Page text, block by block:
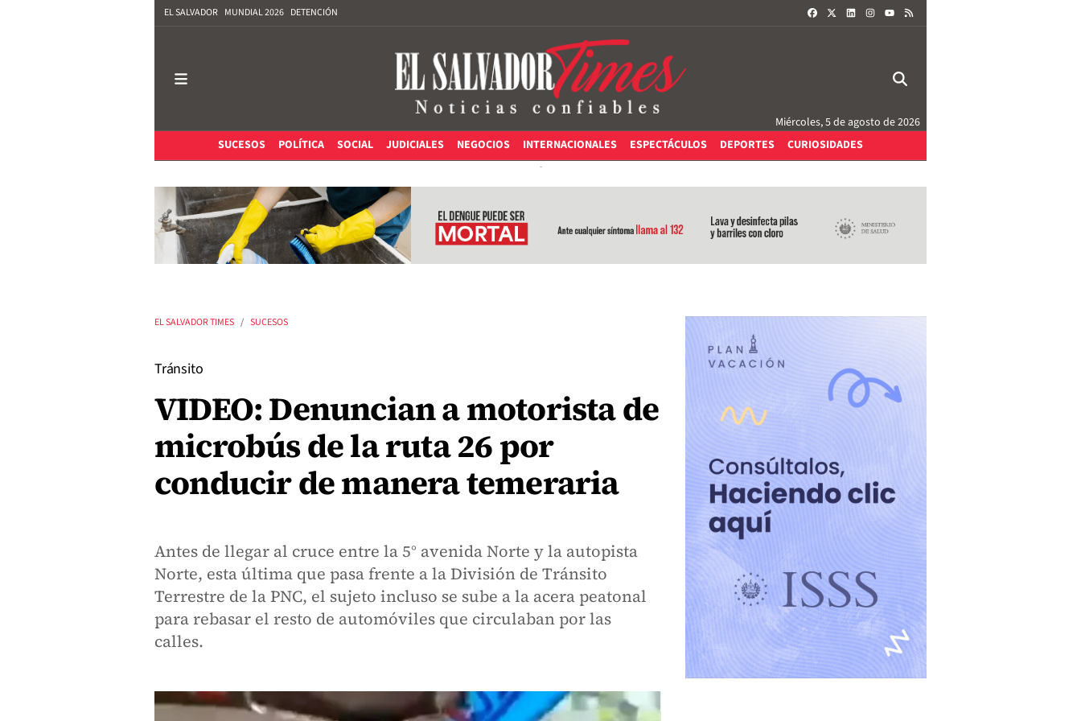
EL SALVADOR MUNDIAL 2026 DETENCIÓN FACEBOOKLINKEDININSTAGRAM
Miércoles, 5 de agosto de 2026
SUCESOS
POLÍTICA SOCIAL JUDICIALES NEGOCIOS INTERNACIONALES ESPECTÁCULOS DEPORTES CURIOSIDADES
EL SALVADOR TIMES SUCESOS
Tránsito
VIDEO: Denuncian a motorista de
microbús de la ruta 26 por
conducir de manera temeraria
Antes de llegar al cruce entre la 5° avenida Norte y la autopista
Norte, esta última que pasa frente a la División de Tránsito
Terrestre de la PNC, el sujeto incluso se sube a la acera peatonal
para rebasar el resto de automóviles que circulaban por las
calles.